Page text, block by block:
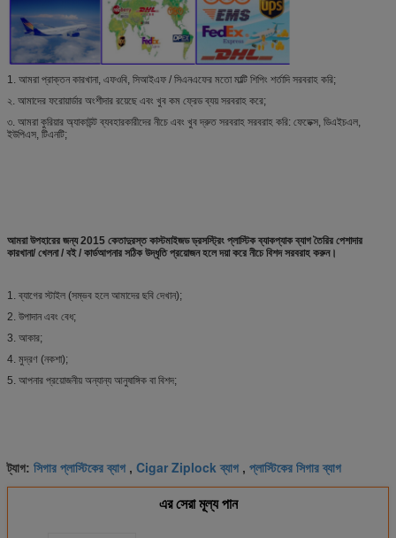
1. আমরা প্রাক্তন কারখানা, এফওবি, সিআইএফ / সিএনএফের মতো মাল্টি শিপিং শর্তাদি সরবরাহ করি;
২. আমাদের ফরোয়ার্ডার অংশীদার রয়েছে এবং খুব কম ফ্রেড ব্যয় সরবরাহ করে;
৩. আমরা কুরিয়ার অ্যাকাউন্ট ব্যবহারকারীদের নীচে এবং খুব দ্রুত সরবরাহ সরবরাহ করি: ফেডেক্স, ডিএইচএল,
ইউপিএস, টিএনটি;
আমরা উপহারের জন্য 2015 কেতাদুরস্ত কাস্টমাইজড ড্রসস্ট্রিং প্লাস্টিক ব্যাকপ্যাক ব্যাগ তৈরির পেশাদার
কারখানা/ খেলনা / বই / কার্ডআপনার সঠিক উদ্ধৃতি প্রয়োজন হলে দয়া করে নীচে বিশদ সরবরাহ করুন।
1. ব্যাগের স্টাইল (সম্ভব হলে আমাদের ছবি দেখান);
2. উপাদান এবং বেধ;
3. আকার;
4. মুদ্রণ (নকশা);
5. আপনার প্রয়োজনীয় অন্যান্য আনুষাঙ্গিক বা বিশদ;
ট্যাগ: সিগার প্লাস্টিকের ব্যাগ, Cigar Ziplock ব্যাগ, প্লাস্টিকের সিগার ব্যাগ
এর সেরা মূল্য পান